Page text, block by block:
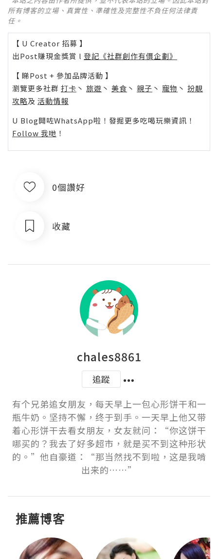
所有博客的立場、真實性、準確性及完整性不負任何法律責
任。
【 U Creator 招募 】
出Post賺現金獎賞 l 登記《社群創作有價企劃》
【 睇Post + 參加品牌活動 】
瀏覽更多社群 打卡 丶 旅遊 丶 美食 丶 親子 丶 寵物 丶 扮靚
攻略及 活動情報
U Blog開咗WhatsApp啦！發掘更多吃喝玩樂資訊！
Follow 我哋 ！
0個讚好
收藏
chales8861
追蹤
有个兄弟追女朋友，每天早上一包心形饼干和一
瓶牛奶。坚持不懈，终于到手。一天早上他又带
着心形饼干去看女朋友，女友就问：“你这饼干
哪买的？我去了好多超市，就是买不到这种形状
的。”他自豪道：“那当然找不到啦，这是我啃
出来的……”
推薦博客